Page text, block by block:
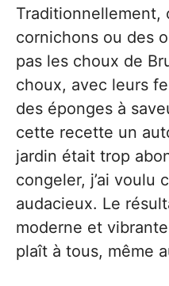
Traditionnellement,
cornichons ou des
pas les choux de
choux, avec leurs
des éponges à
cette recette un
jardin était trop
congeler, j’ai voulu
audacieux. Le
moderne et
plaît à tous, même